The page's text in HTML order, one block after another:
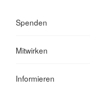
Spenden
Mitwirken
Informieren